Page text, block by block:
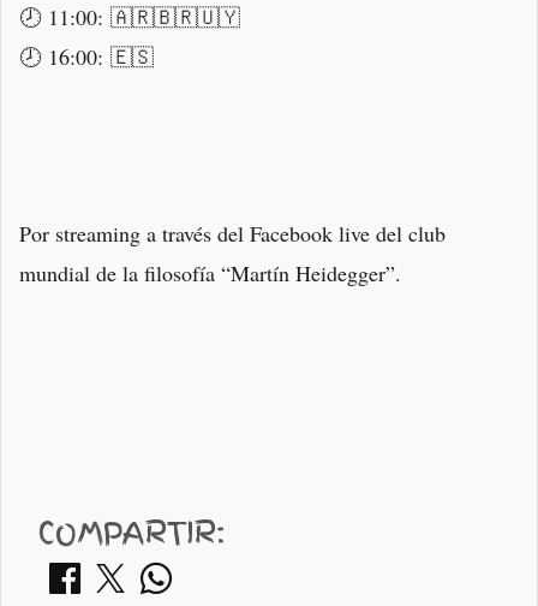
🕗 11:00: 🇦🇷🇧🇷🇺🇾
🕗 16:00: 🇪🇸
Por streaming a través del Facebook live del club
mundial de la filosofía “Martín Heidegger”.
COMPARTIR: